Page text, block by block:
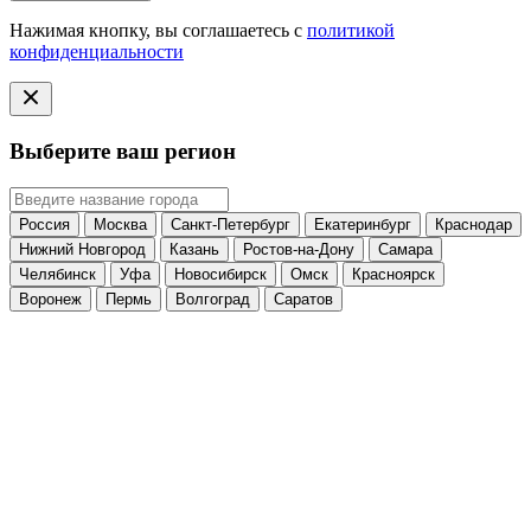
Нажимая кнопку, вы соглашаетесь с политикой
конфиденциальности
Выберите ваш регион
Россия Москва Санкт-Петербург Екатеринбург
Краснодар
Нижний Новгород
Казань Ростов-на-Дону
Самара
Челябинск
Уфа Новосибирск Омск
Красноярск
Воронеж
Пермь Волгоград Саратов